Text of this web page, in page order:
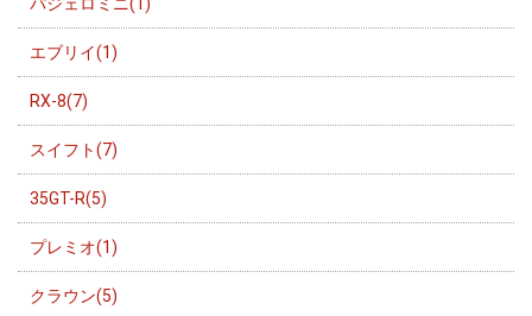
エブリイ(1)
RX-8(7)
スイフト(7)
35GT-R(5)
プレミオ(1)
クラウン(5)